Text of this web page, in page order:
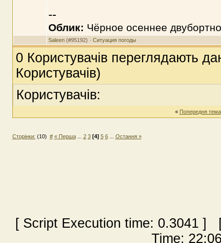
--
Облик: Чёрное осеннее
Saleen(#95192) · Ситуация погоды
0 Користувачів переглядають
Користувачів)
Користувачів:
« Попередня тема
Сторінки: (10) # « Перша... 2 3 [4] 5 6... Остання »
[ Script Execution time: 0.3041 ] [
Time: